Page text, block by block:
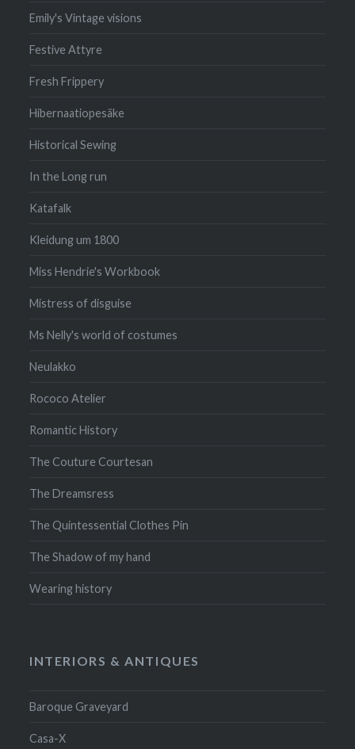
Emily's Vintage visions
Festive Attyre
Fresh Frippery
Hibernaatiopesäke
Historical Sewing
In the Long run
Katafalk
Kleidung um 1800
Miss Hendrie's Workbook
Mistress of disguise
Ms Nelly's world of costumes
Neulakko
Rococo Atelier
Romantic History
The Couture Courtesan
The Dreamsress
The Quintessential Clothes Pin
The Shadow of my hand
Wearing history
INTERIORS & ANTIQUES
Baroque Graveyard
Casa-X